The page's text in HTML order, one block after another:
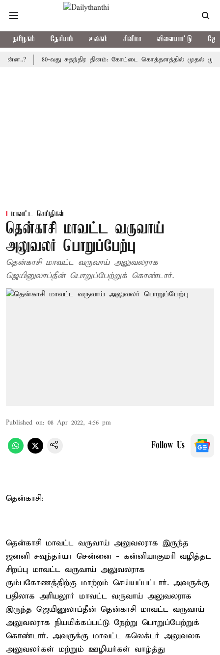
தமிழகம் தேசியம் உலகம் சினிமா விளையாட்டு
80-வது சுதந்திர தினம்: கோட்டை கொத்தளத்தில் முதல் முறையாக
மாவட்ட செய்திகள்
தென்காசி மாவட்ட வருவாய்
அலுவலர் பொறுப்பேற்பு
தென்காசி மாவட்ட வருவாய் அலுவலராக
ஜெயினுலாப்தீன் பொறுப்பேற்றுக் கொண்டார்.
Published on: 08 Apr 2022, 4:56 pm
Follow Us
தென்காசி:
தென்காசி மாவட்ட வருவாய் அலுவலராக இருந்த
ஜனனி சவுந்தர்யா சென்னை - கன்னியாகுமரி வழித்தட
சிறப்பு மாவட்ட வருவாய் அலுவலராக
கும்பகோணத்திற்கு மாற்றம் செய்யப்பட்டார். அவருக்கு
பதிலாக அரியலூர் மாவட்ட வருவாய் அலுவலராக
இருந்த ஜெயினுலாப்தீன் தென்காசி மாவட்ட வருவாய்
அலுவலராக நியமிக்கப்பட்டு நேற்று பொறுப்பேற்றுக்
கொண்டார். அவருக்கு மாவட்ட கலெக்டர் அலுவலக
அலுவலர்கள் மற்றும் ஊழியர்கள் வாழ்த்து